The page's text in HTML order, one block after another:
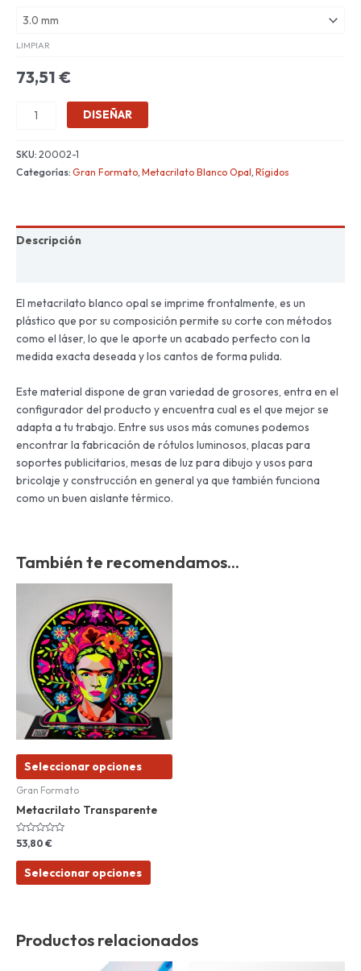
LIMPIAR
73,51€
DISEÑAR
SKU: 20002-1
Categorías: Gran Formato, Metacrilato Blanco Opal, Rígidos
Descripción
El metacrilato blanco opal se imprime frontalmente, es un
plástico que por su composición permite su corte con métodos
como el láser, lo que le aporte un acabado perfecto con la
medida exacta deseada y los cantos de forma pulida.
Este material dispone de gran variedad de grosores, entra en el
configurador del producto y encuentra cual es el que mejor se
adapta a tu trabajo. Entre sus usos más comunes podemos
encontrar la fabricación de rótulos luminosos, placas para
soportes publicitarios, mesas de luz para dibujo y usos para
bricolaje y construcción en general ya que también funciona
como un buen aislante térmico.
También te recomendamos…
Seleccionar opciones
Gran Formato
Metacrilato Transparente
Valorado
con
0
53,80 €
Seleccionar opciones
tiene
múltiples
variantes.
Las
opciones
se
pueden
elegir
Productos relacionados